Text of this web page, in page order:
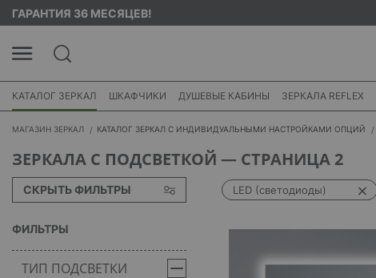
ГАРАНТИЯ 36 МЕСЯЦЕВ!
КАТАЛОГ ЗЕРКАЛ ШКАФЧИКИ ДУШЕВЫЕ КАБИНЫ ЗЕРКАЛА REFLEX
МАГАЗИН ЗЕРКАЛ КАТАЛОГ ЗЕРКАЛ С ИНДИВИДУАЛЬНЫМИ НАСТРОЙКАМИ ОПЦИЙ
ЗЕРКАЛА С ПОДСВЕТКОЙ — СТРАНИЦА 2
СКРЫТЬ ФИЛЬТРЫ
ФИЛЬТРЫ
ТИП ПОДСВЕТКИ
LED (светодиоды)